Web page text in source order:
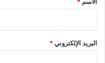
الاسم *
البريد الإلكتروني*